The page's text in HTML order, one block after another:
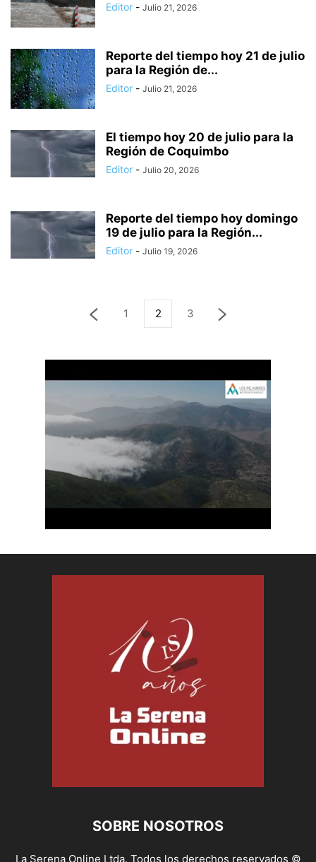
Editor - Julio 21, 2026
Reporte del tiempo hoy 21 de julio
para la Región de...
Editor - Julio 21, 2026
El tiempo hoy 20 de julio para la
Región de Coquimbo
Editor - Julio 20, 2026
Reporte del tiempo hoy domingo
19 de julio para la Región...
Editor - Julio 19, 2026
1 2 3
SOBRE NOSOTROS
La Serena Online Ltda. Todos los derechos reservados ©